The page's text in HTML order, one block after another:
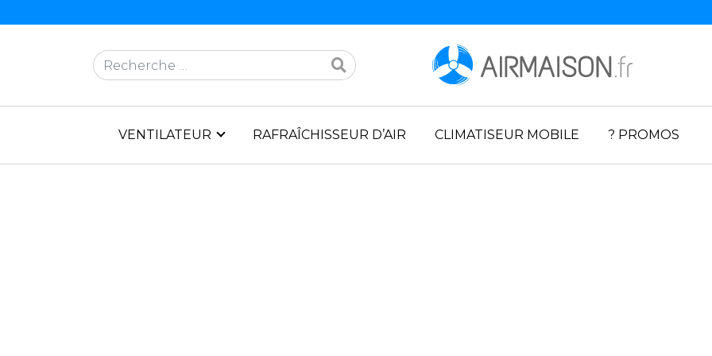
Rechercher
VENTILATEUR RAFRAÎCHISSEUR D’AIR CLIMATISEUR MOBILE ? PROMOS